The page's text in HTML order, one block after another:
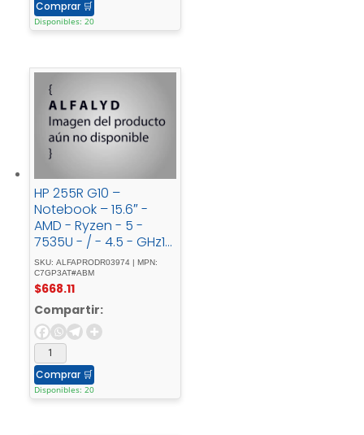
Comprar 🛒
Disponibles: 20
HP 255R G10 –
Notebook – 15.6″ -
AMD - Ryzen - 5 -
7535U - / - 4.5 - GHz16
- GBDDR5 - SDRAM512
- GB - SSDIntegrated -
graphicsFreeDOS
SKU: ALFAPRODR03974 | MPN:
C7GP3AT#ABM
$668.11
Compartir:
Comprar 🛒
Disponibles: 20